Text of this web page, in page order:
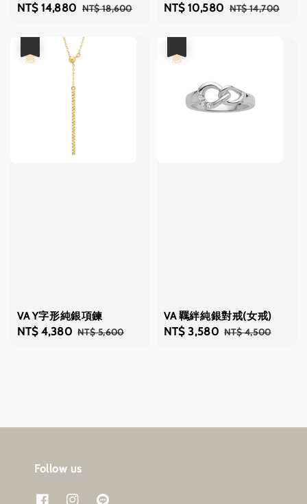
Sale
NT$ 14,880 Regular
NT$ 18,600
Sale
NT$ 10,580 Regular
NT$ 14,700
VA Y字形純銀項鍊
Sale
NT$ 4,380 Regular
NT$ 5,600
VA 羈絆純銀對戒(女戒)
Sale
NT$ 3,580 Regular
NT$ 4,500
Follow us